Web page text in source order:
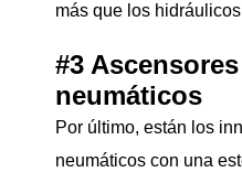
más que los
#3
neumáticos
Por último, están los
neumáticos con una